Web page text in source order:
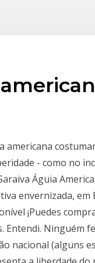
americana
- como no
Águia
envernizada, em
¡Puedes
Entendi. Ninguém
nacional (alguns